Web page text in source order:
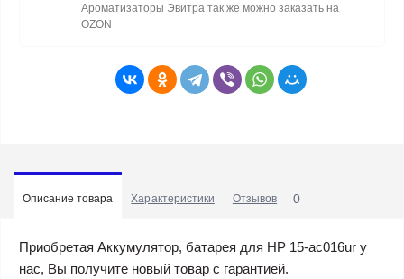
Ароматизаторы Эвитра так же можно заказать на
OZON
Описание товара Характеристики Отзывов 0
Приобретая Аккумулятор, батарея для HP 15-ac016ur у
нас, Вы получите новый товар с гарантией.